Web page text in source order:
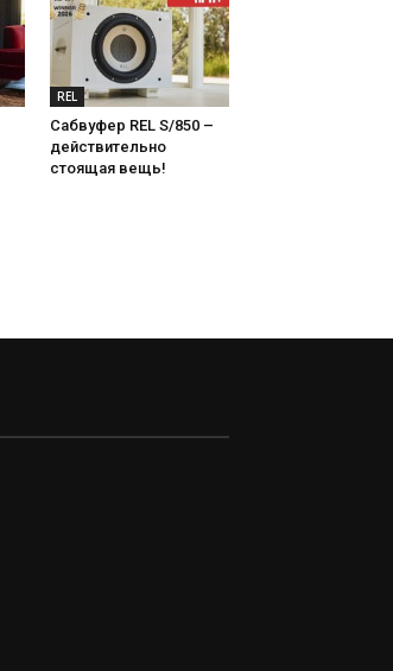
REL
Сабвуфер REL S/850 –
действительно
стоящая вещь!